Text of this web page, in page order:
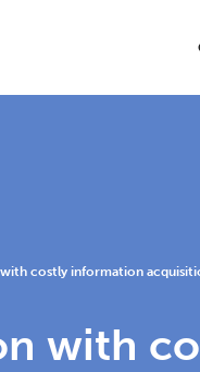
with costly information
with